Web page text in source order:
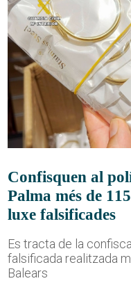
Confisquen al
Palma més de
luxe falsificades
Es tracta de la
falsificada realitzada
Balears